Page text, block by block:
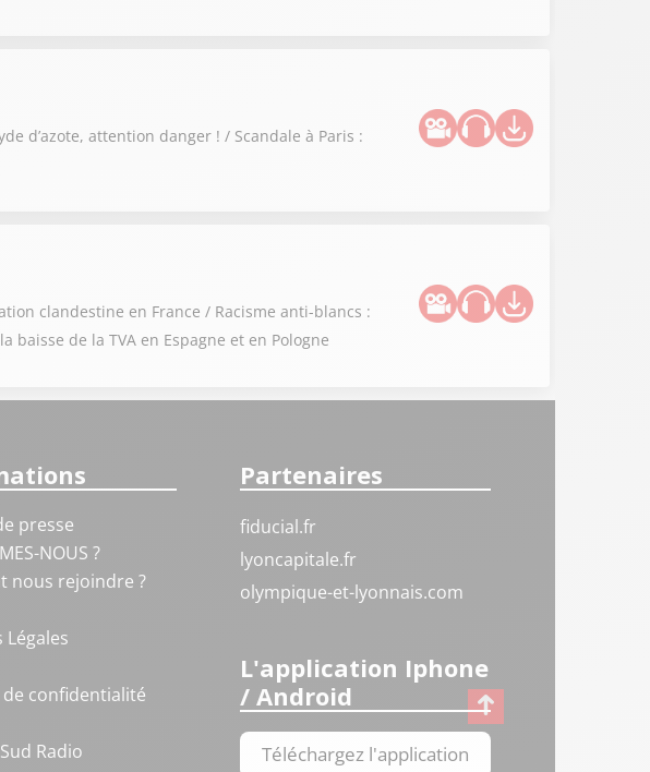
d’azote, attention danger ! / Scandale à Paris :
clandestine en France / Racisme anti-blancs :
de la TVA en Espagne et en Pologne
presse
NOUS ?
nous rejoindre ?
confidentialité
Radio
Partenaires
fiducial.fr
lyoncapitale.fr
olympique-et-lyonnais.com
L'application Iphone
/ Android
Téléchargez l'application